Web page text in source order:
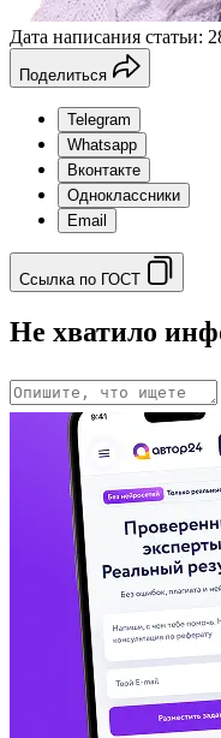
Дата написания статьи:
Поделиться
Telegram
Whatsapp
Вконтакте
Одноклассники
Email
Ссылка по ГОСТ
Не хватило